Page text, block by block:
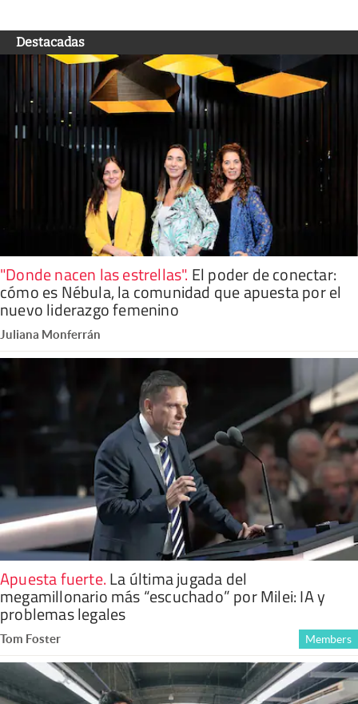
Destacadas
"Donde nacen las estrellas". El poder de conectar:
cómo es Nébula, la comunidad que apuesta por el
nuevo liderazgo femenino
Juliana Monferrán
Apuesta fuerte.La última jugada del
megamillonario más “escuchado” por Milei: IA y
problemas legales
Tom Foster Members